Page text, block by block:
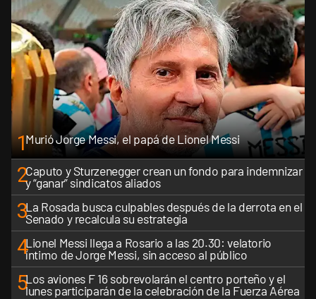
1Murió Jorge Messi, el papá de Lionel Messi
2Caputo y Sturzenegger crean un fondo para indemnizar
y “ganar” sindicatos aliados
3La Rosada busca culpables después de la derrota en el
Senado y recalcula su estrategia
4Lionel Messi llega a Rosario a las 20.30: velatorio
íntimo de Jorge Messi, sin acceso al público
5Los aviones F 16 sobrevolarán el centro porteño y el
lunes participarán de la celebración de la Fuerza Aérea